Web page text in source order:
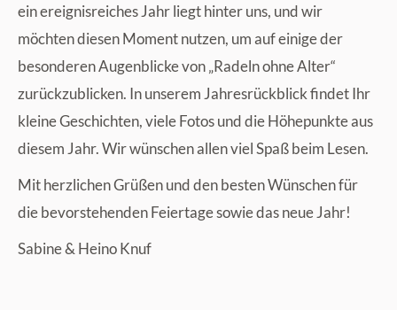
ein ereignisreiches Jahr liegt hinter uns, und wir
möchten diesen Moment nutzen, um auf einige der
besonderen Augenblicke von „Radeln ohne Alter“
zurückzublicken. In unserem Jahresrückblick findet Ihr
kleine Geschichten, viele Fotos und die Höhepunkte aus
diesem Jahr. Wir wünschen allen viel Spaß beim Lesen.
Mit herzlichen Grüßen und den besten Wünschen für
die bevorstehenden Feiertage sowie das neue Jahr!
Sabine & Heino Knuf